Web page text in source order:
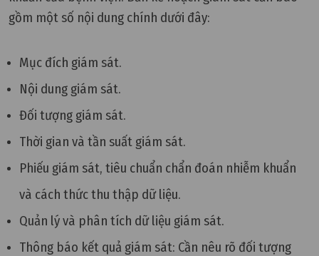
gồm một số nội dung chính dưới đây:
Mục đích giám sát.
Nội dung giám sát.
Đối tượng giám sát.
Thời gian và tần suất giám sát.
Phiếu giám sát, tiêu chuẩn chẩn đoán nhiễm khuẩn
và cách thức thu thập dữ liệu.
Quản lý và phân tích dữ liệu giám sát.
Thông báo kết quả giám sát: Cần nêu rõ đối tượng